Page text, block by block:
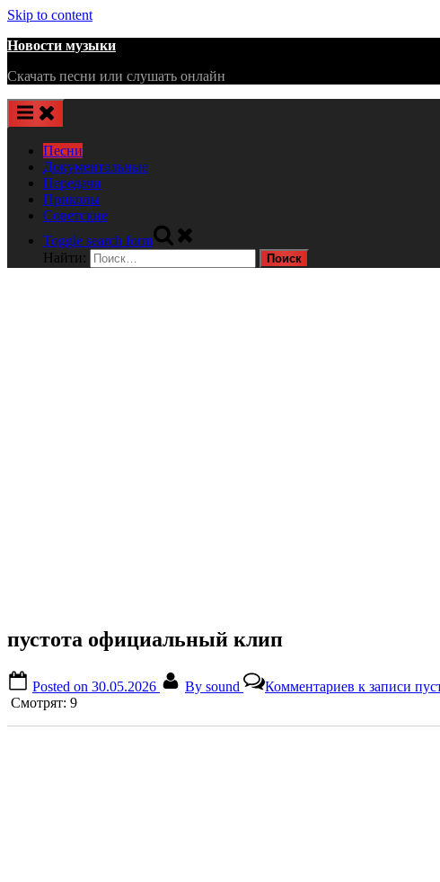
Skip to content
Новости музыки
Скачать песни или слушать онлайн
Песни
Документальные
Передачи
Приколы
Советские
Toggle search form
Найти:
пусᴛоᴛа официальный клип
Posted on 30.05.2026 By sound Комментариев к записи
Смотрят: 9